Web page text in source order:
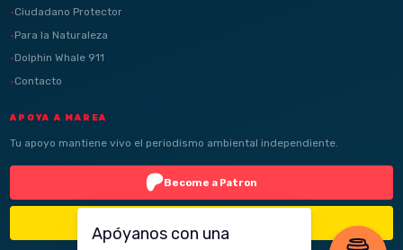
Ciudadano Protector
Para la Naturaleza
Dolphin Whale 911
Contacto
APOYA A MAREA
Tu apoyo mantiene vivo el periodismo ambiental independiente.
Become a Patron
Apóyanos con una